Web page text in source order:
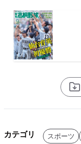
カテゴリ スポーツ